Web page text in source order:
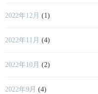
2022年12月 (1)
2022年11月 (4)
2022年10月 (2)
2022年9月 (4)